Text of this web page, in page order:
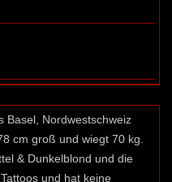
Basel, Nordwestschweiz
cm groß und wiegt 70 kg.
& Dunkelblond und die
und hat keine